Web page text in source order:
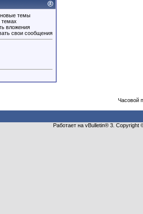
новые темы
темах
вложения
свои сообщения
Часовой
Работает на vBulletin® 3.